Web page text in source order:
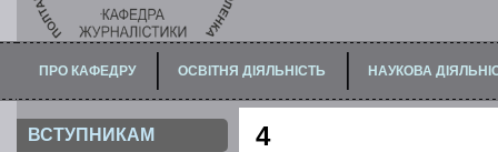
ПРО МАГІСТЕРСЬКУ ПРОГРАМУ ДЛЯ БАКАЛАВРІВ / СПЕЦІАЛІСТІВ
ПРО КАФЕДРУ ОСВІТНЯ ДІЯЛЬНІСТЬ НАУКОВА
ВСТУПНИКАМ
4